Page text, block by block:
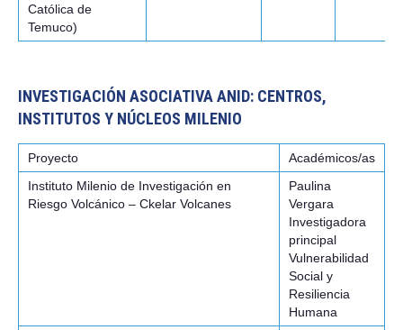
Católica de
Temuco)
INVESTIGACIÓN ASOCIATIVA ANID: CENTROS,
INSTITUTOS Y NÚCLEOS MILENIO
Proyecto
Académicos/as
Instituto Milenio de Investigación en
Riesgo Volcánico – Ckelar Volcanes
Paulina
Vergara
Investigadora
principal
Vulnerabilidad
Social y
Resiliencia
Humana